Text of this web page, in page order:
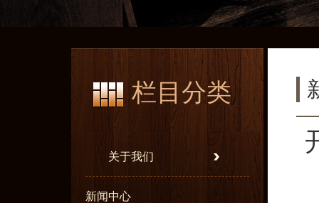
栏目分类
关于我们
新闻中心